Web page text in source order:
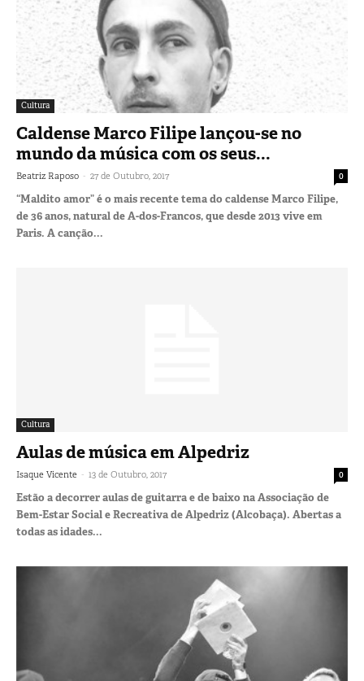
Cultura
Caldense Marco Filipe lançou-se no
mundo da música com os seus...
Beatriz Raposo - 27 de Outubro, 2017 0
“Maldito amor” é o mais recente tema do caldense Marco Filipe,
de 36 anos, natural de A-dos-Francos, que desde 2013 vive em
Paris. A canção...
Cultura
Aulas de música em Alpedriz
Isaque Vicente - 13 de Outubro, 2017 0
Estão a decorrer aulas de guitarra e de baixo na Associação de
Bem-Estar Social e Recreativa de Alpedriz (Alcobaça). Abertas a
todas as idades...